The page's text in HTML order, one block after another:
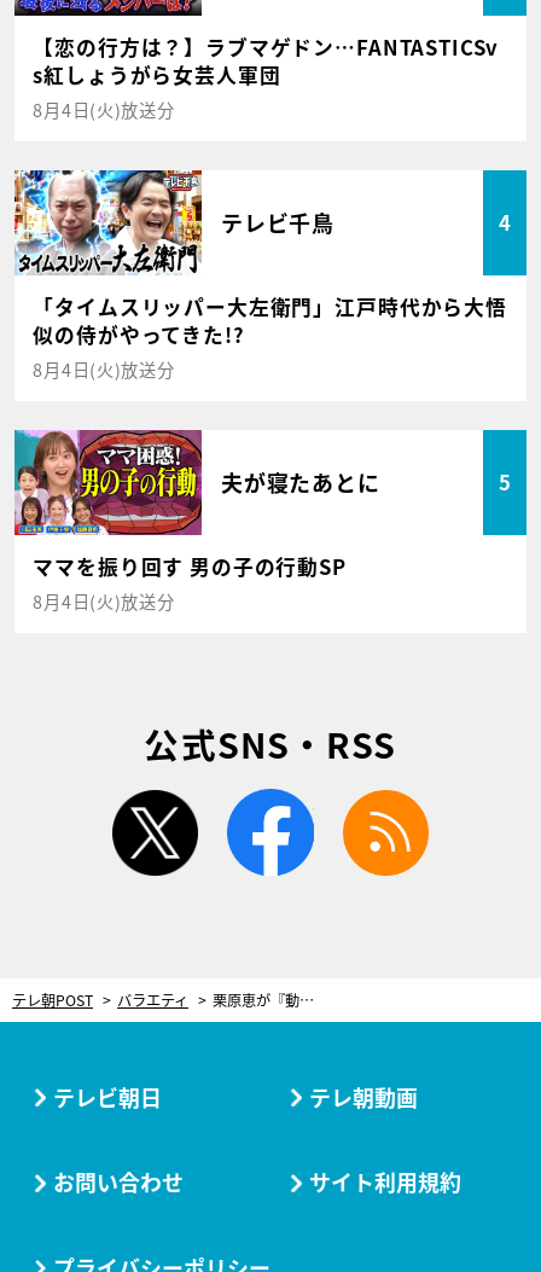
【恋の行方は？】ラブマゲドン…FANTASTICSv
s紅しょうがら女芸人軍団
8月4日(火)放送分
テレビ千鳥 4
「タイムスリッパー大左衛門」江戸時代から大悟
似の侍がやってきた!?
8月4日(火)放送分
夫が寝たあとに 5
ママを振り回す 男の子の行動SP
8月4日(火)放送分
公式SNS・RSS
twitter facebook
テレ朝POST バラエティ 栗原恵が『動はじ』初登場！話題のエクササイズを学ぶ 初回は10分でできる「肩こり改善エクササイズ」
テレビ朝日 テレ朝動画
お問い合わせ サイト利用規約